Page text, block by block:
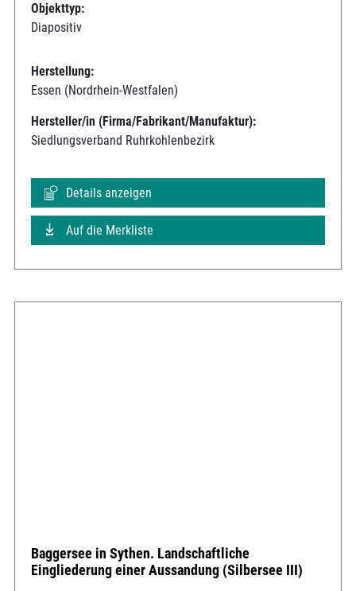
Objekttyp:
Diapositiv
Herstellung:
Essen (Nordrhein-Westfalen)
Hersteller/in (Firma/Fabrikant/Manufaktur):
Siedlungsverband Ruhrkohlenbezirk
Details anzeigen
Auf die Merkliste
Baggersee in Sythen. Landschaftliche
Eingliederung einer Aussandung (Silbersee III)